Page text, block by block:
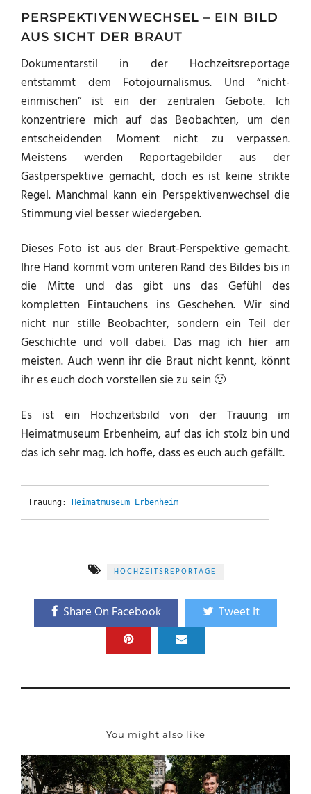
PERSPEKTIVENWECHSEL – EIN BILD
AUS SICHT DER BRAUT
Dokumentarstil in der Hochzeitsreportage
entstammt dem Fotojournalismus. Und “nicht-
einmischen” ist ein der zentralen Gebote. Ich
konzentriere mich auf das Beobachten, um den
entscheidenden Moment nicht zu verpassen.
Meistens werden Reportagebilder aus der
Gastperspektive gemacht, doch es ist keine strikte
Regel. Manchmal kann ein Perspektivenwechsel die
Stimmung viel besser wiedergeben.
Dieses Foto ist aus der Braut-Perspektive gemacht.
Ihre Hand kommt vom unteren Rand des Bildes bis in
die Mitte und das gibt uns das Gefühl des
kompletten Eintauchens ins Geschehen. Wir sind
nicht nur stille Beobachter, sondern ein Teil der
Geschichte und voll dabei. Das mag ich hier am
meisten. Auch wenn ihr die Braut nicht kennt, könnt
ihr es euch doch vorstellen sie zu sein 🙂
Es ist ein Hochzeitsbild von der Trauung im
Heimatmuseum Erbenheim, auf das ich stolz bin und
das ich sehr mag. Ich hoffe, dass es euch auch gefällt.
Trauung: Heimatmuseum Erbenheim
HOCHZEITSREPORTAGE
Share On Facebook Tweet It
You might also like